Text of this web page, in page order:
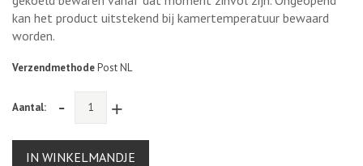
kan het product uitstekend bij kamertemperatuur bewaard
worden.
VerzendmethodePost NL
Aantal: - +
IN WINKELMANDJE